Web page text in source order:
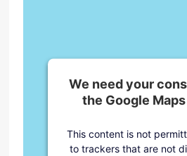
We need your
the Google
This content is not
to trackers that are not